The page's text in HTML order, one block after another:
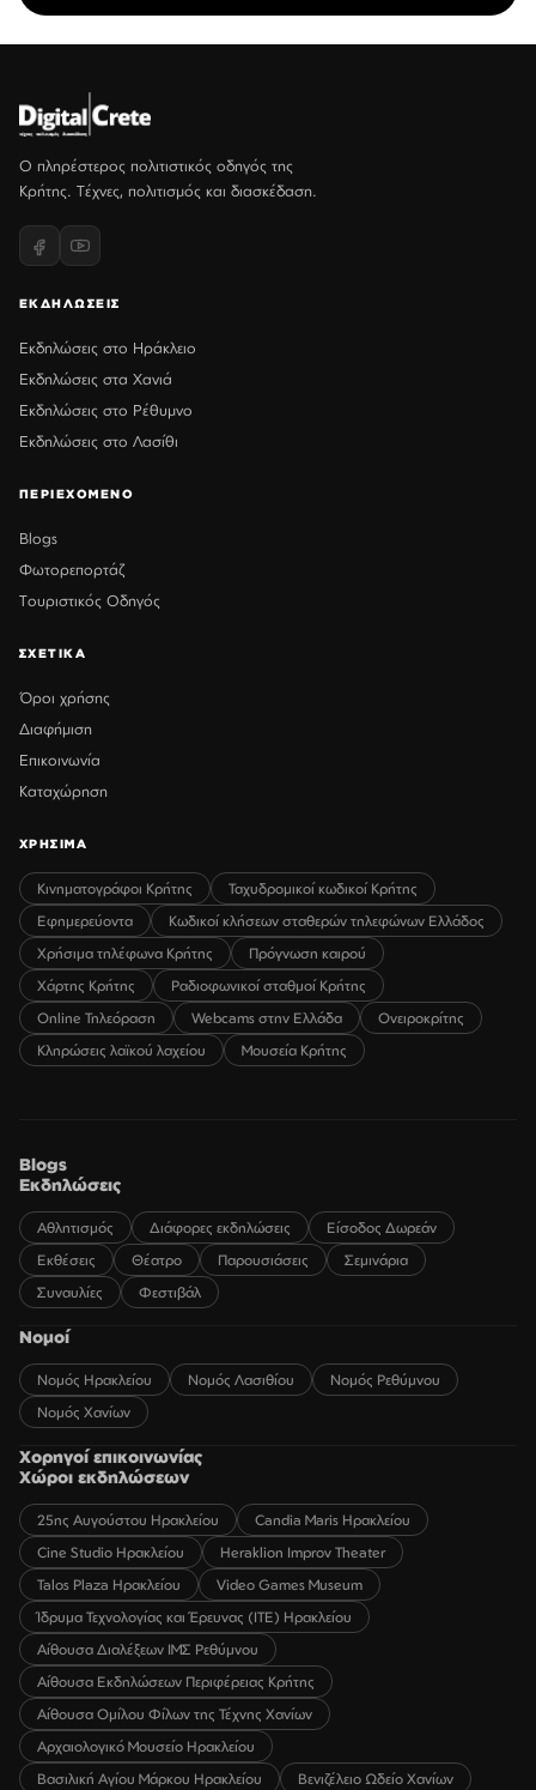
Ο πληρέστερος πολιτιστικός οδηγός της
Κρήτης. Τέχνες, πολιτισμός και διασκέδαση.
ΕΚΔΗΛΩΣΕΙΣ
Εκδηλώσεις στο Ηράκλειο
Εκδηλώσεις στα Χανιά
Εκδηλώσεις στο Ρέθυμνο
Εκδηλώσεις στο Λασίθι
ΠΕΡΙΕΧΟΜΕΝΟ
Blogs
Φωτορεπορτάζ
Τουριστικός Οδηγός
ΣΧΕΤΙΚΑ
Όροι χρήσης
Διαφήμιση
Επικοινωνία
Καταχώρηση
ΧΡΗΣΙΜΑ
Κινηματογράφοι Κρήτης
Ταχυδρομικοί κωδικοί Κρήτης
Εφημερεύοντα
Κωδικοί κλήσεων σταθερών τηλεφώνων Ελλάδος
Χρήσιμα τηλέφωνα Κρήτης
Πρόγνωση καιρού
Χάρτης Κρήτης
Ραδιοφωνικοί σταθμοί Κρήτης
Online Τηλεόραση
Webcams στην Ελλάδα
Ονειροκρίτης
Κληρώσεις λαϊκού λαχείου
Μουσεία Κρήτης
Blogs
Εκδηλώσεις
Αθλητισμός Διάφορες εκδηλώσεις
Είσοδος Δωρεάν
Εκθέσεις
Θέατρο Παρουσιάσεις
Σεμινάρια
Συναυλίες
Φεστιβάλ
Νομοί
Νομός Ηρακλείου Νομός Λασιθίου
Νομός Ρεθύμνου
Νομός Χανίων
Χορηγοί επικοινωνίας
Χώροι εκδηλώσεων
25ης Αυγούστου Ηρακλείου
Candia Maris Ηρακλείου
Cine Studio Ηρακλείου
Heraklion Improv Theater
Talos Plaza Ηρακλείου
Video Games Museum
Ίδρυμα Τεχνολογίας και Έρευνας (ΙΤΕ) Ηρακλείου
Αίθουσα Διαλέξεων ΙΜΣ Ρεθύμνου
Αίθουσα Εκδηλώσεων Περιφέρειας Κρήτης
Αίθουσα Ομίλου Φίλων της Τέχνης Χανίων
Αρχαιολογικό Μουσείο Ηρακλείου
Βασιλική Αγίου Μάρκου Ηρακλείου
Βενιζέλειο Ωδείο Χανίων